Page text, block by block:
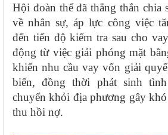
Hội đoàn thể đã thẳng thắn chia
về nhân sự, áp lực công việc
đến tiến độ kiểm tra sau cho
động từ việc giải phóng mặt
khiến nhu cầu vay vốn giải
biến, đồng thời phát sinh
chuyển khỏi địa phương gây
thu hồi nợ.